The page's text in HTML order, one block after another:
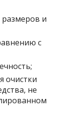
и
с
очистки
не